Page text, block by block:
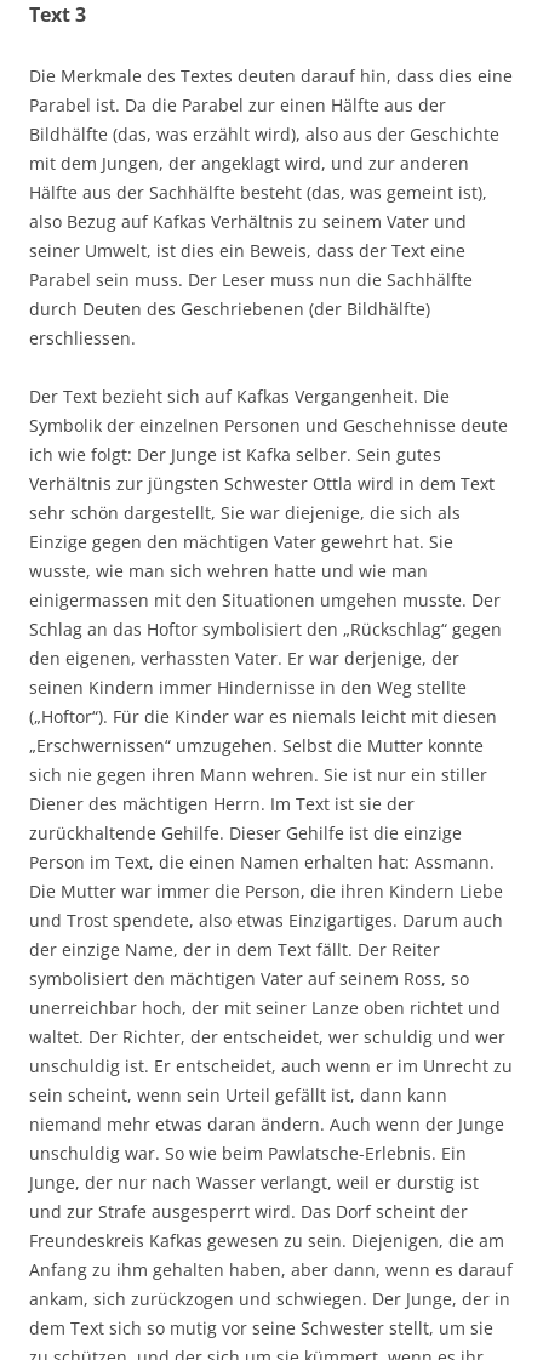
Text 3
Die Merkmale des Textes deuten darauf hin, dass dies eine
Parabel ist. Da die Parabel zur einen Hälfte aus der
Bildhälfte (das, was erzählt wird), also aus der Geschichte
mit dem Jungen, der angeklagt wird, und zur anderen
Hälfte aus der Sachhälfte besteht (das, was gemeint ist),
also Bezug auf Kafkas Verhältnis zu seinem Vater und
seiner Umwelt, ist dies ein Beweis, dass der Text eine
Parabel sein muss. Der Leser muss nun die Sachhälfte
durch Deuten des Geschriebenen (der Bildhälfte)
erschliessen.
Der Text bezieht sich auf Kafkas Vergangenheit. Die
Symbolik der einzelnen Personen und Geschehnisse deute
ich wie folgt: Der Junge ist Kafka selber. Sein gutes
Verhältnis zur jüngsten Schwester Ottla wird in dem Text
sehr schön dargestellt, Sie war diejenige, die sich als
Einzige gegen den mächtigen Vater gewehrt hat. Sie
wusste, wie man sich wehren hatte und wie man
einigermassen mit den Situationen umgehen musste. Der
Schlag an das Hoftor symbolisiert den „Rückschlag“ gegen
den eigenen, verhassten Vater. Er war derjenige, der
seinen Kindern immer Hindernisse in den Weg stellte
(„Hoftor“). Für die Kinder war es niemals leicht mit diesen
„Erschwernissen“ umzugehen. Selbst die Mutter konnte
sich nie gegen ihren Mann wehren. Sie ist nur ein stiller
Diener des mächtigen Herrn. Im Text ist sie der
zurückhaltende Gehilfe. Dieser Gehilfe ist die einzige
Person im Text, die einen Namen erhalten hat: Assmann.
Die Mutter war immer die Person, die ihren Kindern Liebe
und Trost spendete, also etwas Einzigartiges. Darum auch
der einzige Name, der in dem Text fällt. Der Reiter
symbolisiert den mächtigen Vater auf seinem Ross, so
unerreichbar hoch, der mit seiner Lanze oben richtet und
waltet. Der Richter, der entscheidet, wer schuldig und wer
unschuldig ist. Er entscheidet, auch wenn er im Unrecht zu
sein scheint, wenn sein Urteil gefällt ist, dann kann
niemand mehr etwas daran ändern. Auch wenn der Junge
unschuldig war. So wie beim Pawlatsche-Erlebnis. Ein
Junge, der nur nach Wasser verlangt, weil er durstig ist
und zur Strafe ausgesperrt wird. Das Dorf scheint der
Freundeskreis Kafkas gewesen zu sein. Diejenigen, die am
Anfang zu ihm gehalten haben, aber dann, wenn es darauf
ankam, sich zurückzogen und schwiegen. Der Junge, der in
dem Text sich so mutig vor seine Schwester stellt, um sie